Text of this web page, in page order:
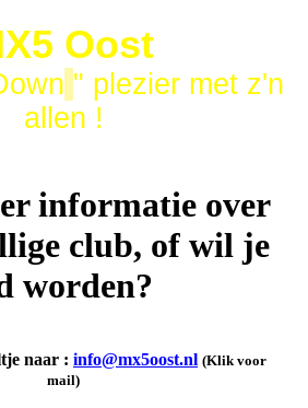
Oost
" plezier met z'n
allen !
informatie over
club, of wil je
worden?
naar : info@mx5oost.nl (Klik voor
mail)